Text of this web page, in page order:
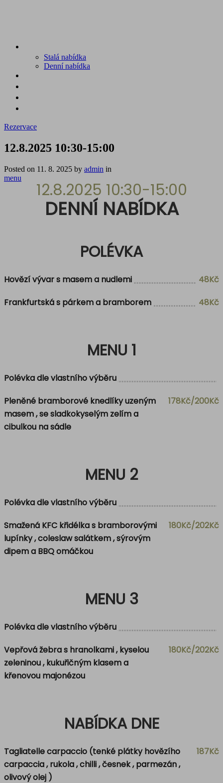
Stalá nabídka
Denní nabídka
Rezervace
12.8.2025 10:30-15:00
Posted on 11. 8. 2025 by admin in
menu
12.8.2025 10:30-15:00
DENNÍ NABÍDKA
POLÉVKA
Hovězí vývar s masem a nudlemi
48Kč
Frankfurtská s párkem a bramborem
48Kč
MENU 1
Polévka dle vlastního výběru
Pleněné bramborové knedlíky uzeným
masem , se sladkokyselým zelím a
cibulkou na sádle
178Kč/200Kč
MENU 2
Polévka dle vlastního výběru
Smažená KFC křidélka s bramborovými
lupínky , coleslaw salátkem , sýrovým
dipem a BBQ omáčkou
180Kč/202Kč
MENU 3
Polévka dle vlastního výběru
Vepřová žebra s hranolkami , kyselou
zeleninou , kukuřičným klasem a
křenovou majonézou
180Kč/202Kč
NABÍDKA DNE
Tagliatelle carpaccio (tenké plátky hovězího
carpaccia , rukola , chilli , česnek , parmezán ,
olivový olej )
187Kč